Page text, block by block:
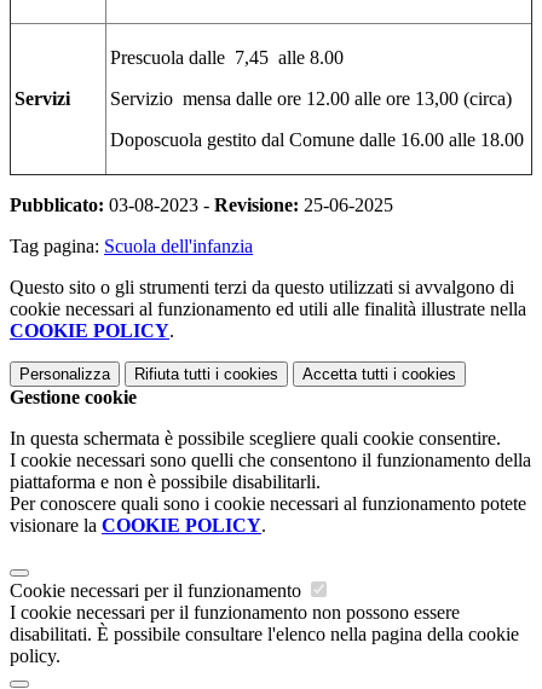
Servizi
Prescuola dalle 7,45 alle 8.00
Servizio mensa dalle ore 12.00 alle ore 13,00 (circa)
Doposcuola gestito dal Comune dalle 16.00 alle 18.00
Pubblicato: 03-08-2023 - Revisione: 25-06-2025
Tag pagina: Scuola dell'infanzia
Questo sito o gli strumenti terzi da questo utilizzati si avvalgono di
cookie necessari al funzionamento ed utili alle finalità illustrate nella
COOKIE POLICY.
Personalizza Rifiuta tutti i cookies Accetta tutti i cookies
Gestione cookie
In questa schermata è possibile scegliere quali cookie consentire.
I cookie necessari sono quelli che consentono il funzionamento della
piattaforma e non è possibile disabilitarli.
Per conoscere quali sono i cookie necessari al funzionamento potete
visionare la COOKIE POLICY.
Cookie necessari per il funzionamento
I cookie necessari per il funzionamento non possono essere
disabilitati. È possibile consultare l'elenco nella pagina della cookie
policy.